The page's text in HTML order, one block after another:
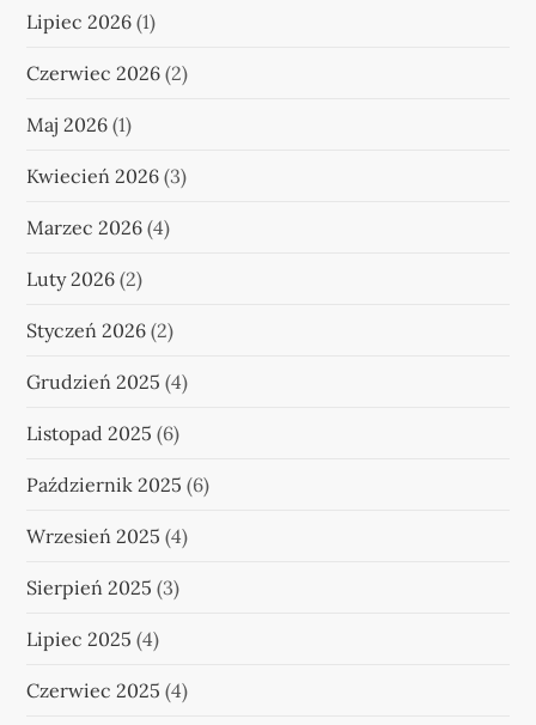
Lipiec 2026 (1)
Czerwiec 2026 (2)
Maj 2026 (1)
Kwiecień 2026 (3)
Marzec 2026 (4)
Luty 2026 (2)
Styczeń 2026 (2)
Grudzień 2025 (4)
Listopad 2025 (6)
Październik 2025 (6)
Wrzesień 2025 (4)
Sierpień 2025 (3)
Lipiec 2025 (4)
Czerwiec 2025 (4)